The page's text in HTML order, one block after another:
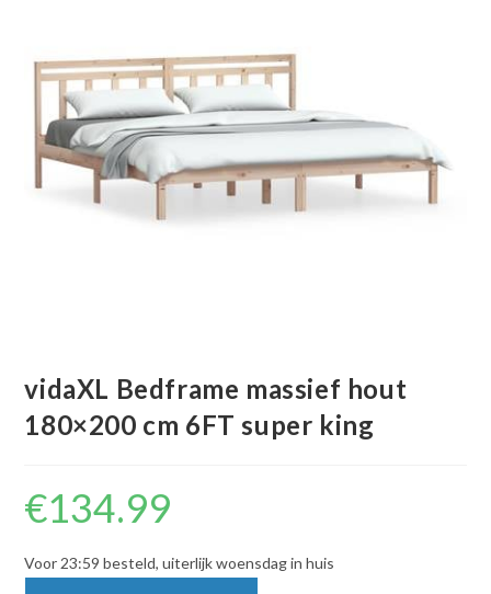
vidaXL Bedframe massief hout
180×200 cm 6FT super king
€134.99
Voor 23:59 besteld, uiterlijk woensdag in huis